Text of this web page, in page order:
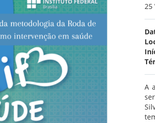
25
A